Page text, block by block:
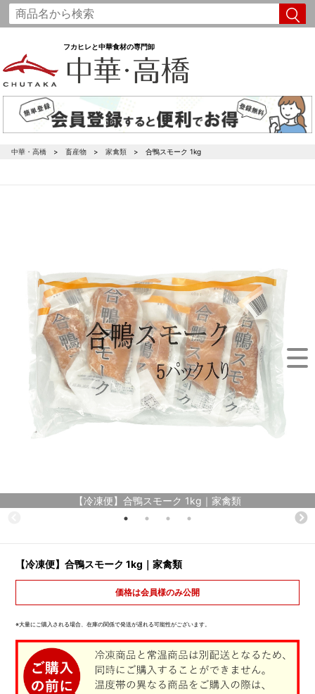
フカヒレと中華食材の専門卸
中華・高橋 畜産物 家禽類 合鴨スモーク 1kg
【冷凍便】合鴨スモーク 1kg｜家禽類
【冷凍便】合鴨スモーク 1kg｜家禽類
価格は会員様のみ公開
※大量にご購入される場合、在庫の関係で発送が遅れる可能性がございます。